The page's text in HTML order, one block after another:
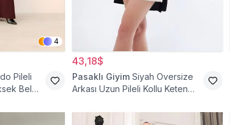
4
Pileli
Bel
43,18$
Pasaklı Giyim Siyah Oversize
Arkası Uzun Pileli Kollu Keten